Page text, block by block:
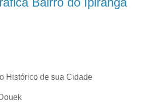
Histórico de sua Cidade